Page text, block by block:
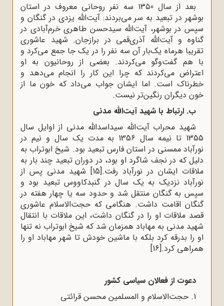
بعد از سال ۱۳۵0 سه نفر روحانی معروف در استان
بوشهر در تبعید به سر می‌بردند: آیت‌الله یزدی در گنگان و
سپس در بوشهر، آیت‌الله سیدحسن طاهری خرم‌آبادی در
گناوه و آیت‌الله آذری‌قمی در برازجان. شهید عاشوری
تقریبا هرماه یک‌بار آن سه نفر را در یک جا جمع می‌کرد و
با هم گفت‌وگو می‌کردند. بعضی از روحانیون به او
اعتراض می‌کردند که چرا این کار را انجام می‌دهد و
خطرناک است. اما ایشان جواب می‌داد که خون ما از
خون دیگران رنگین‌تر نیست.
ب. ارتباط با شهید آیت‌الله مدنی
شهید محراب آیت‌الله سیداسدالله مدنی از اوایل سال
1355 تا نیمه سال 1356 به مدت یک سال و نیم در
نورآباد ممسنی در استان فارس تبعید بود. شیخ ابوتراب به
دلیل که در نجف شاگرد او بود، در دوران تبعید چند بار به
ملاقات ایشان در نورآباد رفت.[15] شهید مدنی پس از
نورآباد نزدیک به یک سال در گنبدکاووس تبعید بود و
سپس به گنگان منتقل شد و حدود سه یا چهار هفته در
گنگان اقامت داشت. هنگامی که حجت‌الاسلام عاشوری
قصد ملاقات او را در گنگان داشت، این ملاقات با انتقال
شهید مدنی به مهاباد همزمان شد که شیخ ابوتراب نه تنها
او را بدرقه کرد بلکه با ماشین خودش تا شهر مهاباد او را
همراهی کرد.[16]
دعوت از فعالان سیاسی کشور
1. حجت‌الاسلام و المسلمین محسن قرائتی